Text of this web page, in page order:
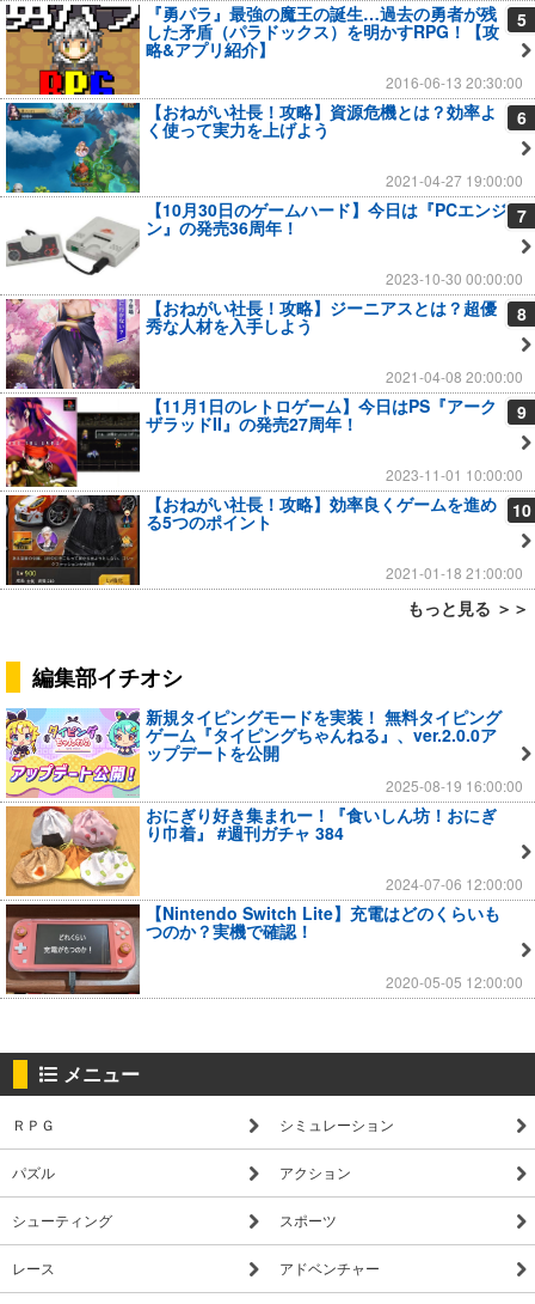
5
『勇パラ』最強の魔王の誕生…過去の勇者が残
した矛盾（パラドックス）を明かすRPG！【攻
略&アプリ紹介】
2016-06-13 20:30:00
6
【おねがい社長！攻略】資源危機とは？効率よ
く使って実力を上げよう
2021-04-27 19:00:00
7
【10月30日のゲームハード】今日は『PCエンジ
ン』の発売36周年！
2023-10-30 00:00:00
8
【おねがい社長！攻略】ジーニアスとは？超優
秀な人材を入手しよう
2021-04-08 20:00:00
9
【11月1日のレトロゲーム】今日はPS『アーク
ザラッドII』の発売27周年！
2023-11-01 10:00:00
10
【おねがい社長！攻略】効率良くゲームを進め
る5つのポイント
2021-01-18 21:00:00
もっと見る ＞＞
編集部イチオシ
新規タイピングモードを実装！ 無料タイピング
ゲーム『タイピングちゃんねる』、ver.2.0.0ア
ップデートを公開
2025-08-19 16:00:00
おにぎり好き集まれー！『食いしん坊！おにぎ
り巾着』 #週刊ガチャ 384
2024-07-06 12:00:00
【Nintendo Switch Lite】充電はどのくらいも
つのか？実機で確認！
2020-05-05 12:00:00
メニュー
ＲＰＧ シミュレーション
パズル アクション
シューティング スポーツ
レース アドベンチャー